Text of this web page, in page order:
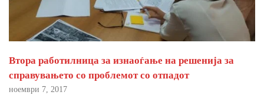
Втора работилница за изнаоѓање на решенија за
справувањето со проблемот со отпадот
ноември 7, 2017